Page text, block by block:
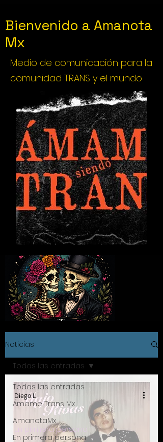
Bienvenido a Amanota
Mx
Medio de comunicación para la
comunidad TRANS y el mundo
Noticias
Todas las entradas
Ámame Trans Mx
AmanotaMx
En primera persona
Todas las entradas
En primera persona
Diego L